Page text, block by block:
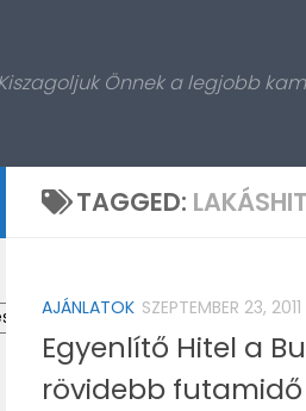
Önnek a legjobb
TAGGED:
AJÁNLATOK SZEPTEMBER 23, 2011
Egyenlítő Hitel a
rövidebb futamidő